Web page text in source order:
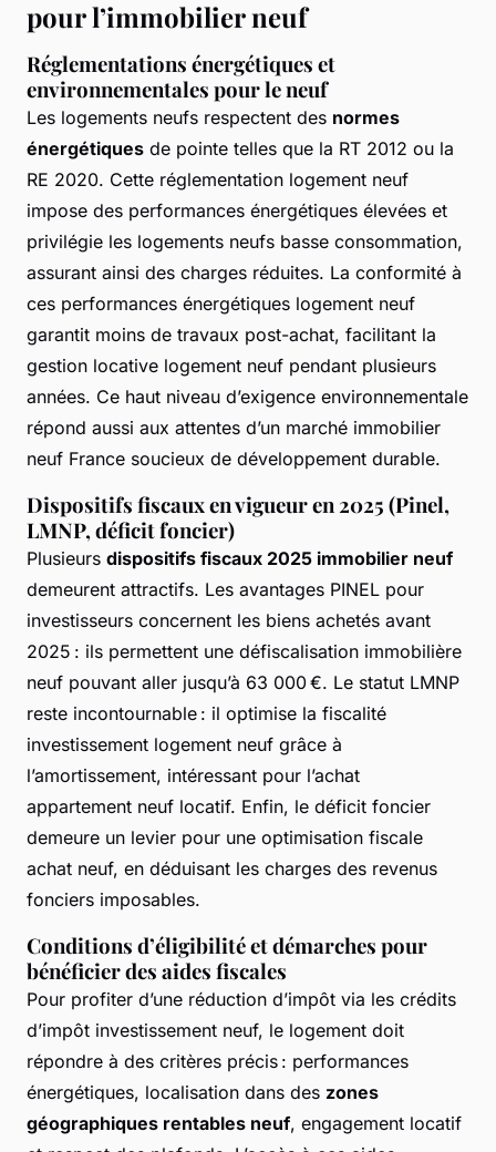
pour l’immobilier neuf
Réglementations énergétiques et
environnementales pour le neuf
Les logements neufs respectent des normes
énergétiques de pointe telles que la RT 2012 ou la
RE 2020. Cette réglementation logement neuf
impose des performances énergétiques élevées et
privilégie les logements neufs basse consommation,
assurant ainsi des charges réduites. La conformité à
ces performances énergétiques logement neuf
garantit moins de travaux post-achat, facilitant la
gestion locative logement neuf pendant plusieurs
années. Ce haut niveau d’exigence environnementale
répond aussi aux attentes d’un marché immobilier
neuf France soucieux de développement durable.
Dispositifs fiscaux en vigueur en 2025 (Pinel,
LMNP, déficit foncier)
Plusieurs dispositifs fiscaux 2025 immobilier neuf
demeurent attractifs. Les avantages PINEL pour
investisseurs concernent les biens achetés avant
2025 : ils permettent une défiscalisation immobilière
neuf pouvant aller jusqu’à 63 000 €. Le statut LMNP
reste incontournable : il optimise la fiscalité
investissement logement neuf grâce à
l’amortissement, intéressant pour l’achat
appartement neuf locatif. Enfin, le déficit foncier
demeure un levier pour une optimisation fiscale
achat neuf, en déduisant les charges des revenus
fonciers imposables.
Conditions d’éligibilité et démarches pour
bénéficier des aides fiscales
Pour profiter d’une réduction d’impôt via les crédits
d’impôt investissement neuf, le logement doit
répondre à des critères précis : performances
énergétiques, localisation dans des zones
géographiques rentables neuf, engagement locatif